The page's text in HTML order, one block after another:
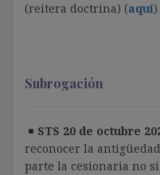
(reitera doctrina) (aquí)
Subrogación
STS 20 de octubre
reconocer la
parte la cesionaria no